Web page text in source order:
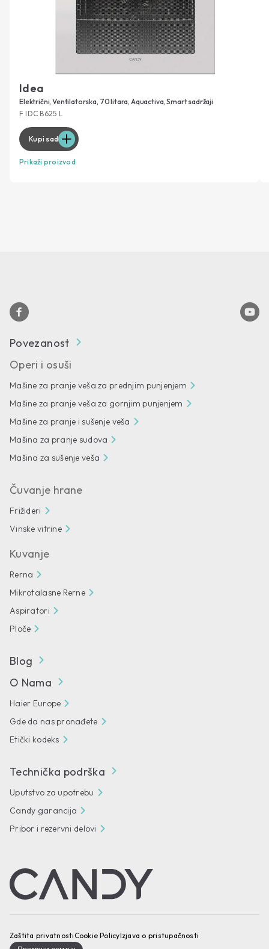
Idea
Električni, Ventilatorska, 70 litara, Aquactiva, Smart sadržaji
F IDC B625 L
Kupi sad
Prikaži proizvod
Povezanost
Operi i osuši
Mašine za pranje veša za prednjim punjenjem
Mašine za pranje veša za gornjim punjenjem
Mašine za pranje i sušenje veša
Mašina za pranje sudova
Mašina za sušenje veša
Čuvanje hrane
Frižideri
Vinske vitrine
Kuvanje
Rerna
Mikrotalasne Rerne
Aspiratori
Ploče
Blog
O Nama
Haier Europe
Gde da nas pronađete
Etički kodeks
Technička podrška
Uputstvo za upotrebu
Candy garancija
Pribor i rezervni delovi
Zaštita privatnostiCookie PolicyIzjava o pristupačnosti